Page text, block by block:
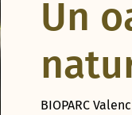
Un
BIOPARC